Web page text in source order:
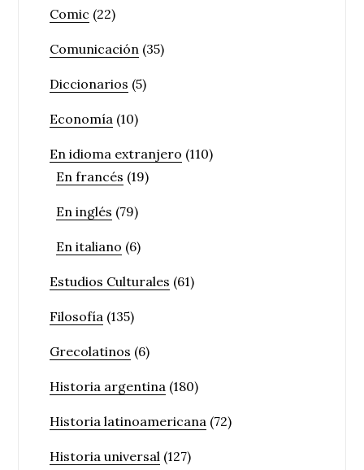
Comic (22)
Comunicación (35)
Diccionarios (5)
Economía (10)
En idioma extranjero (110)
En francés (19)
En inglés (79)
En italiano (6)
Estudios Culturales (61)
Filosofía (135)
Grecolatinos (6)
Historia argentina (180)
Historia latinoamericana (72)
Historia universal (127)